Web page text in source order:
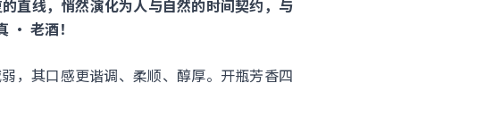
直线，悄然演化为人与自然的时间契约，与
· 老酒！
，其口感更谐调、柔顺、醇厚。开瓶芳香四